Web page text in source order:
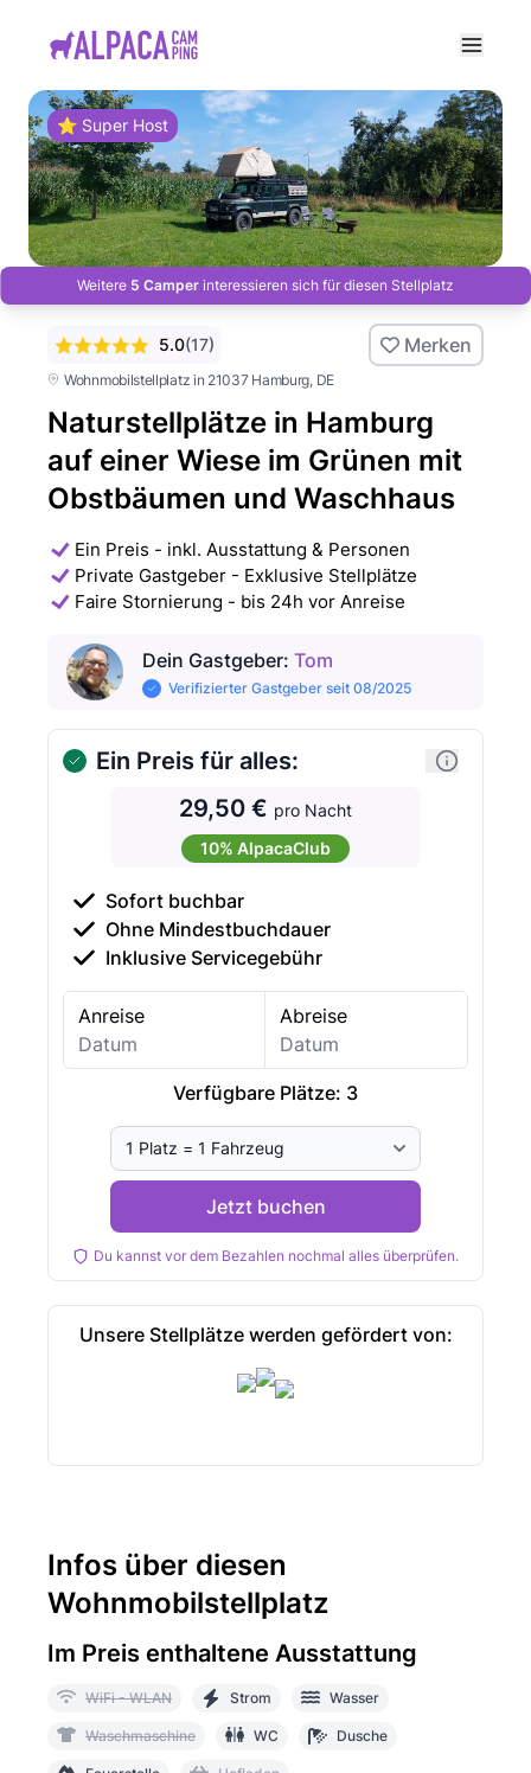
⭐ Super Host
Weitere 5 Camper interessieren sich für diesen Stellplatz
Wohnmobilstellplatz in 21037 Hamburg, DE
Naturstellplätze in Hamburg
auf einer Wiese im Grünen mit
Obstbäumen und Waschhaus
5.0(17) Merken
Ein Preis - inkl. Ausstattung & Personen
Private Gastgeber - Exklusive Stellplätze
Faire Stornierung - bis 24h vor Anreise
Dein Gastgeber: Tom
Verifizierter Gastgeber seit 08/2025
Ein Preis für alles:
29,50 € pro Nacht
10% AlpacaClub
Sofort buchbar
Ohne Mindestbuchdauer
Inklusive Servicegebühr
Anreise Abreise
Verfügbare Plätze: 3
Jetzt buchen
Du kannst vor dem Bezahlen nochmal alles überprüfen.
Unsere Stellplätze werden gefördert von:
Infos über diesen
Wohnmobilstellplatz
Im Preis enthaltene Ausstattung
WiFi - WLAN Strom Wasser
Waschmaschine WC Dusche